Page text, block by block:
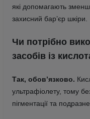
які допомагають
захисний бар’єр шкіри.
Чи потрібно
засобів із
Так, обов’язково.
ультрафіолету, тому
пігментації та